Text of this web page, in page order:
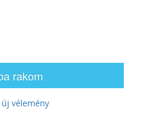
rakom
új vélemény